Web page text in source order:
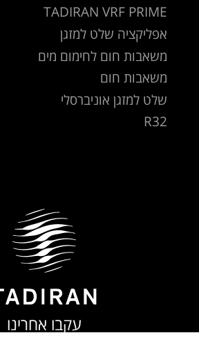
TADIRAN VRF PRIME
אפליקציה שלט למזגן
משאבות חום לחימום מים
משאבות חום
שלט למזגן אוניברסלי
R32
עקבו אחרינו